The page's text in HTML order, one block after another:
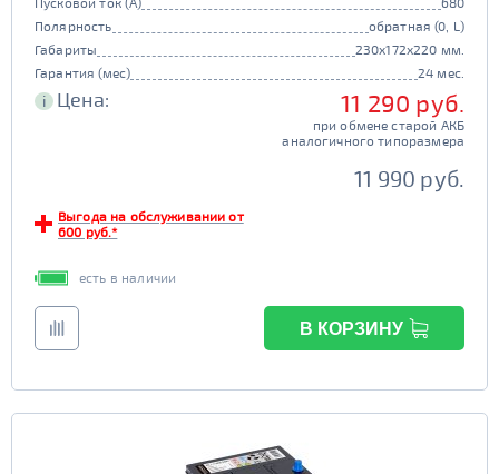
Полярность
обратная (0, L)
Габариты
230x172x220 мм.
Гарантия (мес)
24 мес.
i Цена: 11 290 руб.
при обмене старой АКБ
аналогичного типоразмера
11 990 руб.
Выгода на обслуживании от
600 руб.*
есть в наличии
В КОРЗИНУ